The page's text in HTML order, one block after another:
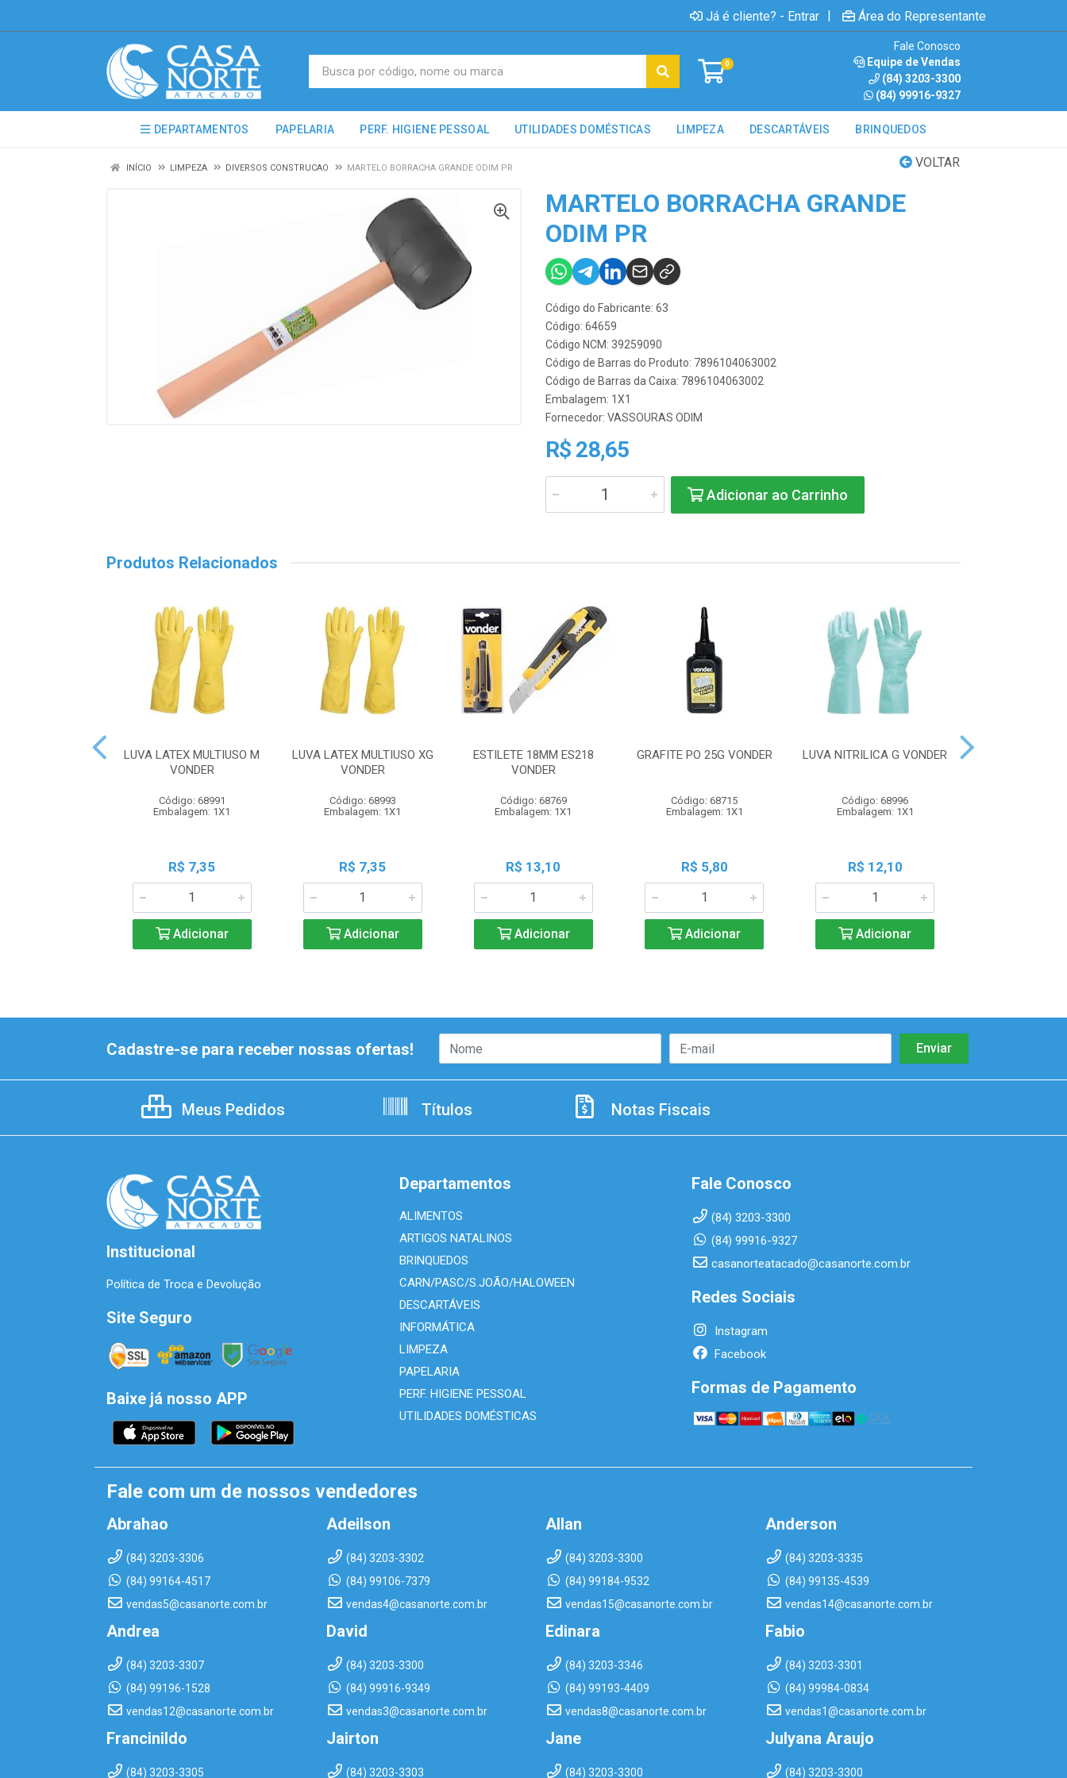
Já é cliente? - Entrar | Área do Representante
0
Fale Conosco
Equipe de Vendas
(84) 3203-3300
(84) 99916-9327
DEPARTAMENTOS PAPELARIA PERF. HIGIENE PESSOAL UTILIDADES DOMÉSTICAS LIMPEZA DESCARTÁVEIS BRINQUEDOS
VOLTAR
INÍCIO LIMPEZA DIVERSOS CONSTRUCAO MARTELO BORRACHA GRANDE ODIM PR
MARTELO BORRACHA GRANDE
ODIM PR
Código do Fabricante: 63
Código: 64659
Código NCM: 39259090
Código de Barras do Produto: 7896104063002
Código de Barras da Caixa: 7896104063002
Embalagem: 1X1
Fornecedor: VASSOURAS ODIM
R$ 28,65
Adicionar ao Carrinho
Produtos Relacionados
LUVA LATEX MULTIUSO M
VONDER
Código: 68991
Embalagem: 1X1
R$ 7,35
Adicionar
LUVA LATEX MULTIUSO XG
VONDER
Código: 68993
Embalagem: 1X1
R$ 7,35
Adicionar
ESTILETE 18MM ES218
VONDER
Código: 68769
Embalagem: 1X1
R$ 13,10
Adicionar
GRAFITE PO 25G VONDER
Código: 68715
Embalagem: 1X1
R$ 5,80
Adicionar
LUVA NITRILICA G VONDER
Código: 68996
Embalagem: 1X1
R$ 12,10
Adicionar
Cadastre-se para receber nossas ofertas!
Meus Pedidos Títulos Notas Fiscais
Institucional
Política de Troca e Devolução
Site Seguro
Baixe já nosso APP
Departamentos
ALIMENTOS
ARTIGOS NATALINOS
BRINQUEDOS
CARN/PASC/S.JOÃO/HALOWEEN
DESCARTÁVEIS
INFORMÁTICA
LIMPEZA
PAPELARIA
PERF. HIGIENE PESSOAL
UTILIDADES DOMÉSTICAS
Fale Conosco
(84) 3203-3300
(84) 99916-9327
casanorteatacado@casanorte.com.br
Redes Sociais
Instagram
Facebook
Formas de Pagamento
Fale com um de nossos vendedores
Abrahao
(84) 3203-3306
(84) 99164-4517
vendas5@casanorte.com.br
Adeilson
(84) 3203-3302
(84) 99106-7379
vendas4@casanorte.com.br
Allan
(84) 3203-3300
(84) 99184-9532
vendas15@casanorte.com.br
Anderson
(84) 3203-3335
(84) 99135-4539
vendas14@casanorte.com.br
Andrea
(84) 3203-3307
(84) 99196-1528
vendas12@casanorte.com.br
David
(84) 3203-3300
(84) 99916-9349
vendas3@casanorte.com.br
Edinara
(84) 3203-3346
(84) 99193-4409
vendas8@casanorte.com.br
Fabio
(84) 3203-3301
(84) 99984-0834
vendas1@casanorte.com.br
Francinildo
(84) 3203-3305
Jairton
(84) 3203-3303
Jane
(84) 3203-3300
Julyana Araujo
(84) 3203-3300